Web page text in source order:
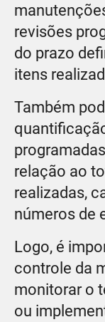
revisões
do prazo
itens
Também
relação ao
realizadas,
números de
Logo, é
controle da
monitorar o
ou